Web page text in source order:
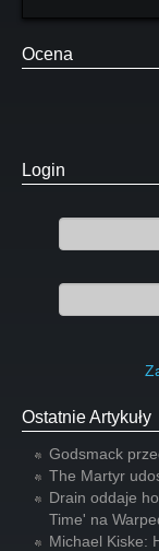
Ocena
Login
Ostatnie Artykuły
Godsmack
The Martyr
Drain oddaje
Time' na
Michael Kiske: